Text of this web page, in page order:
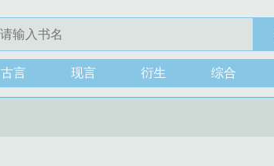
古言 现言 衍生 综合